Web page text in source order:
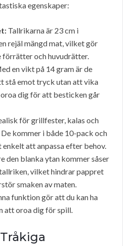
egenskaper:
Tallrikarna är 23 cm i
rejäl mängd mat, vilket gör
och huvudrätter.
en vikt på 14 gram är de
stå emot tryck utan att vika
oroa dig för att besticken går
för grillfester, kalas och
kommer i både 10-pack och
att anpassa efter behov.
den blanka ytan kommer såser
vilket hindrar pappret
smaken av maten.
funktion gör att du kan ha
att oroa dig för spill.